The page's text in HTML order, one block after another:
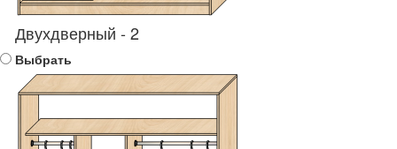
Двухдверный - 2
Выбрать